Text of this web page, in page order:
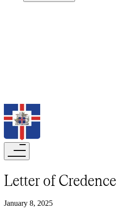
Letter of Credence​​​​‌ ‍ ​‍​‍‌‍ ‌ ​‍‌‍‍‌‌‍‌ ‌‍‍‌‌‍ ‍​‍​‍​ ‍‍​‍​‍‌ ​ ‌‍​‌‌‍ ‍‌‍‍‌‌ ‌​‌ ‍‌​‍ ‍‌‍‍‌‌‍ ​‍​‍​‍ ​​‍​‍‌‍‍​‌ ​‍‌‍‌‌‌‍‌‍​‍​‍​ ‍‍​‍​‍‌‍‍​‌ ‌​‌ ‌​‌ ​​‌ ​ ​‍ ​‍ ‌‍‌‍‌‍ ‌ ​‍‌ ​ ‌‍‌‌‌ ‌​‌‍‍‌​‍ ‌‌‍‍‌‌ ​ ‌‍ ​‌‍​‌‌‍ ‍‌‍‌​‌ ​ ​‍ ‍‌ ‌‍‌‍‌‌‌ ​‍‌‍​ ‌‍‌‌‌‍ ​​‍ ‍‌‍​‌‌ ​​‌ ​​​‍ ‌ ​ ‌ ‌​‌ ‌‌‌‍‌​‌‍‍‌‌‍ ​‍ ‌‍‍‌‌‍ ‍‌ ‌​‌‍‌‌‌‍ ‍‌ ‌​​‍ ‌‍‌‌‌‍‌​‌‍‍‌‌ ‌​​‍ ‌‍ ‌‌‍ ‌‍‌​‌‍‌‌​ ‌‌ ​​‌ ​‍‌‍‌‌‌ ​ ‌‍‌‌‌‍ ‍‌ ‌​‌‍​‌‌ ‌​‌‍‍‌‌‍ ‌‍ ‍​ ‍ ‌‍‍‌‌‍‌​​ ‌​ ‌‍​ ‌‍‌‍‌‌‌‍‌‌​ ​ ​ ​​​ ‌ ‌‍​‍​‍ ‌​ ​‌‌‍‌​‌‍​‍​ ​​​‍ ‌​ ‌​​ ​​‌‍​‌​ ​​​‍ ‌‌‍​‍‌‍‌​​ ​‍​ ‍​​‍ ‌‌‍​ ‌‍​‍‌‍​‌​ ​‌‌‍‌‍​ ‍​​ ‍‌​ ​​​ ​‌​ ​ ​ ​ ‌‍‌‍​ ‍ ‌ ‌​‌ ‍‌‌ ​​‌‍‌‌​ ‌‌‍ ‍‌‍‌‌‌ ‌ ‌ ​ ​ ‍ ‌ ​​‌‍​‌‌ ‌​‌‍‍​​ ‌‌ ‌​‌‍‍‌‌ ‌​‌‍ ​‌‍‌‌​ ‌‍​‍‌‍​‌‌ ​ ‌‍‌‌‌‌‌‌‌ ​‍‌‍ ​​ ‌‌‍‍​‌ ‌​‌ ‌​‌ ​​‌ ​ ​‍‌‌​ ​‍‌​‌‍​‍‌‌​ ​‍‌​‌‍‌‍‌‍‌‍ ‌ ​‍‌ ​ ‌‍‌‌‌ ‌​‌‍‍‌​‍ ‌‌‍‍‌‌ ​ ‌‍ ​‌‍​‌‌‍ ‍‌‍‌​‌ ​ ​‍ ‍‌ ‌‍‌‍‌‌‌ ​‍‌‍​ ‌‍‌‌‌‍ ​​‍ ‍‌‍​‌‌ ​​‌ ​​​‍‌‌​ ​‍‌​‌‍‌ ​ ‌ ‌​‌ ‌‌‌‍‌​‌‍‍‌‌‍ ​‍‌‍‌‍‍‌‌‍‌​​ ‌​ ‌‍​ ‌‍‌‍‌‌‌‍‌‌​ ​ ​ ​​​ ‌ ‌‍​‍​‍ ‌​ ​‌‌‍‌​‌‍​‍​ ​​​‍ ‌​ ‌​​ ​​‌‍​‌​ ​​​‍ ‌‌‍​‍‌‍‌​​ ​‍​ ‍​​‍ ‌‌‍​ ‌‍​‍‌‍​‌​ ​‌‌‍‌‍​ ‍​​ ‍‌​ ​​​ ​‌​ ​ ​ ​ ‌‍‌‍​‍‌‍‌ ‌​‌ ‍‌‌ ​​‌‍‌‌​ ‌‌‍ ‍‌‍‌‌‌ ‌ ‌ ​ ​‍‌‍‌ ​​‌‍​‌‌ ‌​‌‍‍​​ ‌‌ ‌​‌‍‍‌‌ ‌​‌‍ ​‌‍‌‌​‍‌‍‌ ​​‌‍‌‌‌ ​‍‌ ​ ‌ ​​‌‍‌‌‌‍​ ‌ ‌​‌‍‍‌‌ ‌‍‌‍‌‌​ ‌‌ ​​‌ ‌‌‌‍​‍‌‍ ​‌‍‍‌‌ ​ ‌‍‍​‌‍‌‌‌‍‌​​‍​‍‌ ‌
January 8, 2025